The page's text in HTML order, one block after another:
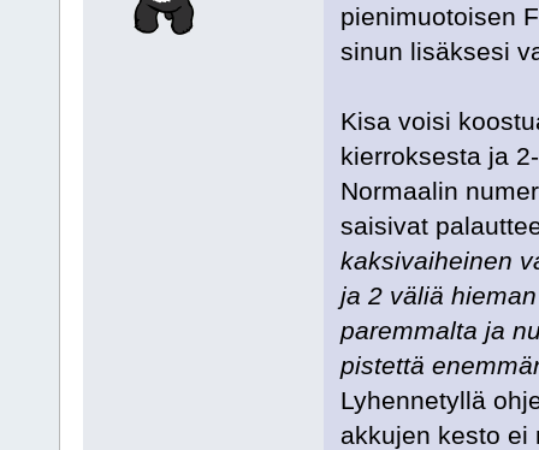
pienimuotoisen
sinun lisäksesi
Kisa voisi
kierroksesta ja
Normaalin
saisivat
kaksivaiheinen
ja 2 väliä
paremmalta ja
pistettä
Lyhennetyllä
akkujen kesto ei